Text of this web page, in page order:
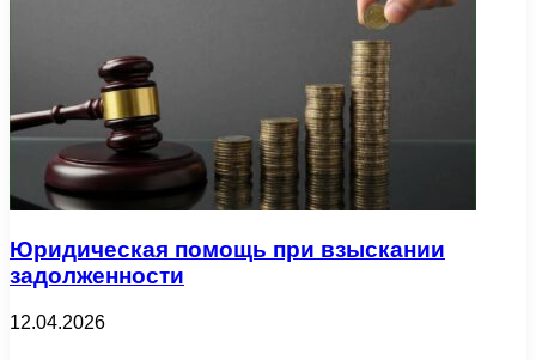
Юридическая помощь при взыскании
задолженности
12.04.2026